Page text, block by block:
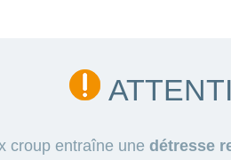
croup entraîne une détresse